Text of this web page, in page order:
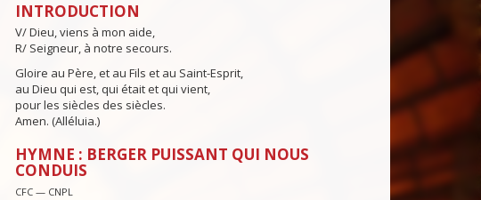
INTRODUCTION
V/ Dieu, viens à mon aide,
R/ Seigneur, à notre secours.
Gloire au Père, et au Fils et au Saint-Esprit,
au Dieu qui est, qui était et qui vient,
pour les siècles des siècles.
Amen. (Alléluia.)
HYMNE : BERGER PUISSANT QUI NOUS
CONDUIS
CFC — CNPL